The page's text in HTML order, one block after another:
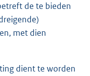
de te bieden
met dien
dient te worden